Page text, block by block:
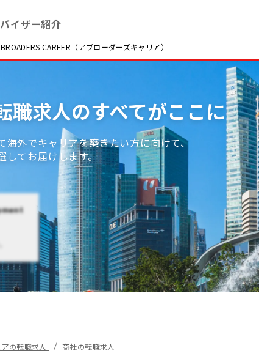
イザー紹介
CAREER（アブローダーズキャリア）
職求人のすべてがここに
外でキャリアを築きたい方に向けて、
してお届けします。
の転職求人 商社の転職求人